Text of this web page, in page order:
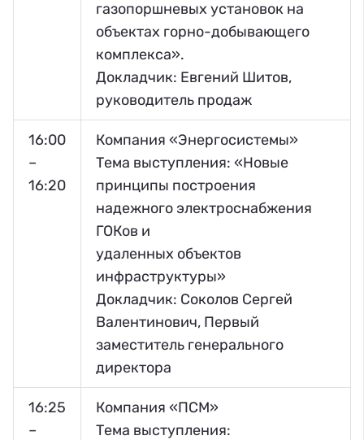
газопоршневых установок на
объектах горно-добывающего
комплекса».
Докладчик: Евгений Шитов,
руководитель продаж
16:00
–
16:20
Компания «Энергосистемы»
Тема выступления: «Новые
принципы построения
надежного электроснабжения
ГОКов и
удаленных объектов
инфраструктуры»
Докладчик: Соколов Сергей
Валентинович, Первый
заместитель генерального
директора
16:25
–
Компания «ПСМ»
Тема выступления: